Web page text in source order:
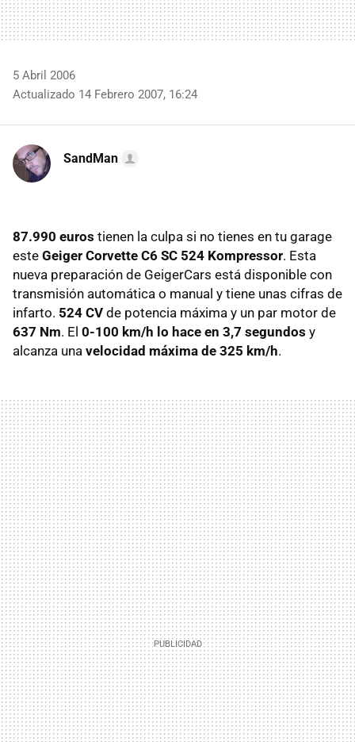
5 Abril 2006
Actualizado 14 Febrero 2007, 16:24
SandMan
87.990 euros tienen la culpa si no tienes en tu garage
este Geiger Corvette C6 SC 524 Kompressor. Esta
nueva preparación de GeigerCars está disponible con
transmisión automática o manual y tiene unas cifras de
infarto. 524 CV de potencia máxima y un par motor de
637 Nm. El 0-100 km/h lo hace en 3,7 segundos y
alcanza una velocidad máxima de 325 km/h.